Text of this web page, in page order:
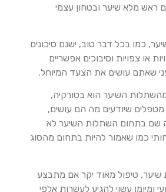
ראש מלא שיער ובטחון עצמי
כמו בכל דבר טוב, ישנם סיכונים
או צפויות וסיבוכים אפשריים
שאתם עושים את הצעד המיוחל.
השיער הוא בטורקיה,
שיודעים מה הם עושים,
שם בתחום השתלות השיער לא
כמו שאמור להיות בתחום מהסוג
שיער, טיפול מאוד יקר אם מתבצע
ומיומן עשוי להגיע לעשרות אלפי